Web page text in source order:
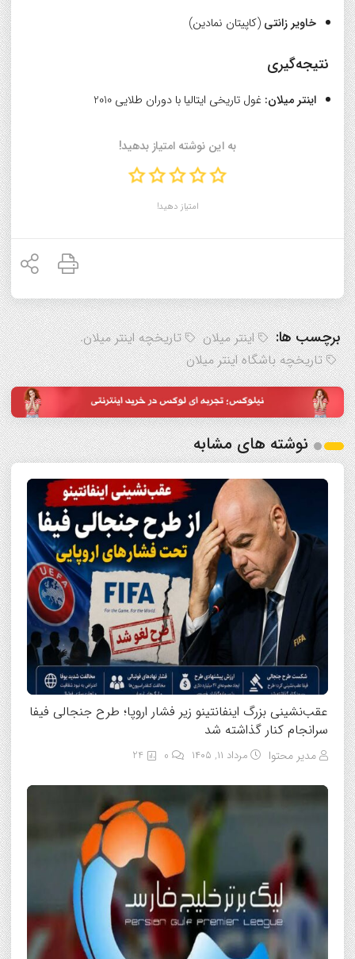
خاویر زانتی (کاپیتان نمادین)
نتیجه‌گیری
اینتر میلان: غول تاریخی ایتالیا با دوران طلایی 2010
به این نوشته امتیاز بدهید!
امتیاز دهید!
برچسب ها: اینتر میلان
تاریخچه اینتر میلان.
تاریخچه باشگاه‌ اینتر میلان
نوشته های مشابه
عقب‌نشینی بزرگ اینفانتینو زیر فشار اروپا؛ طرح جنجالی فیفا
سرانجام کنار گذاشته شد
مدیر محتوا مرداد ۱۱, ۱۴۰۵ 24